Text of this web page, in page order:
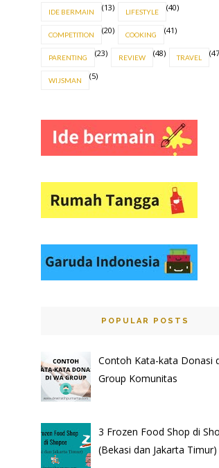
IDE BERMAIN (13) LIFESTYLE (40)
COMPETITION (20) COOKING (41)
PARENTING (23) REVIEW (48) TRAVEL
WIJSMAN (5)
POPULAR POSTS
Contoh Kata-kata Donasi
Group Komunitas
3 Frozen Food Shop di
(Bekasi dan Jakarta Timur)